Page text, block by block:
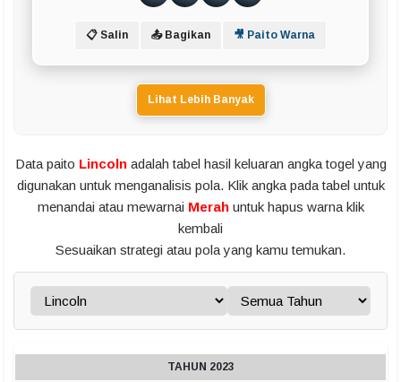
📋 Salin 📤 Bagikan 🎥 Paito Warna
Lihat Lebih Banyak
Data paito Lincolnadalah tabel hasil keluaran angka togel yang
digunakan untuk menganalisis pola. Klik angka pada tabel untuk
menandai atau mewarnai Merahuntuk hapus warna klik
kembali
Sesuaikan strategi atau pola yang kamu temukan.
TAHUN 2023